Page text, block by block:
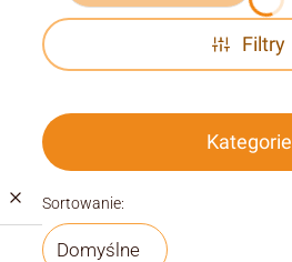
Filtry
Kategorie
Lista produktów
Sortowanie:
Domyślne